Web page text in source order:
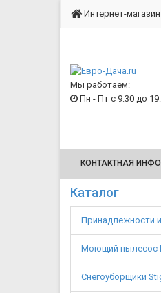
Интернет-магазин
Мы работаем:
Пн - Пт с 9:30 до
КОНТАКТНАЯ
Каталог
Принадлежности
Моющий пылесос
Снегоуборщики